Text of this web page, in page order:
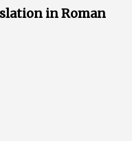
in Roman